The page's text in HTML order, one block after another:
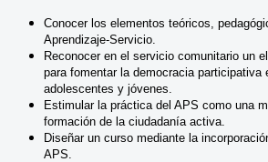
Conocer los elementos teóricos,
Aprendizaje-Servicio.
Reconocer en el servicio comunitario un
para fomentar la democracia participativa
adolescentes y jóvenes.
Estimular la práctica del APS como una
formación de la ciudadanía activa.
Diseñar un curso mediante la
APS.